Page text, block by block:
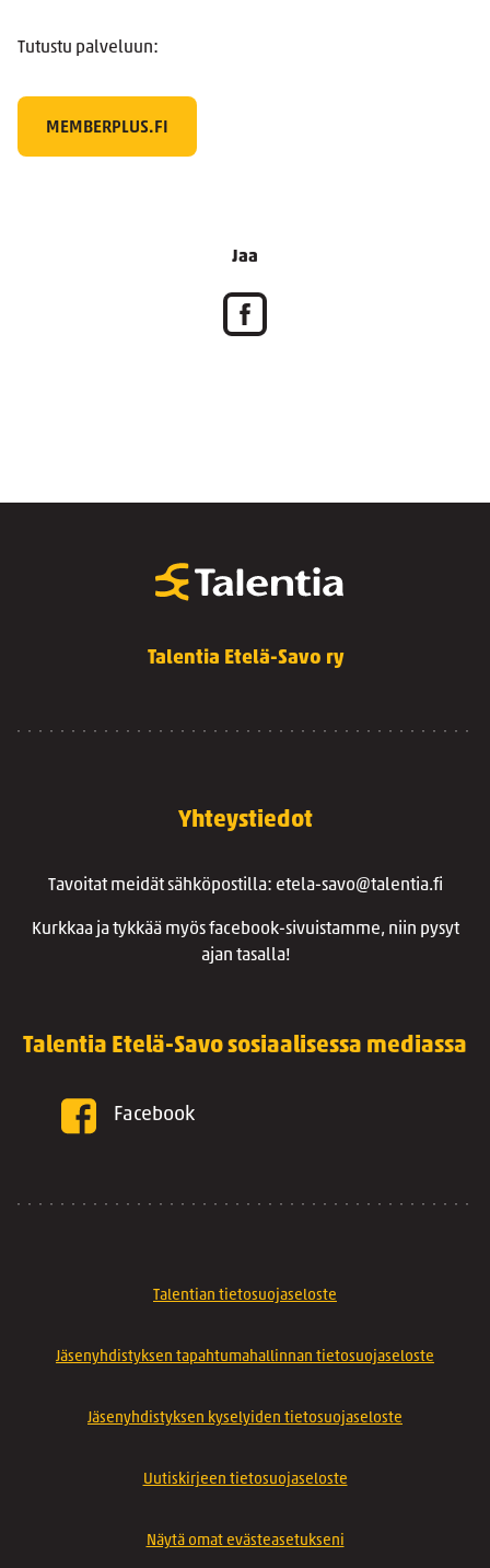
Tutustu palveluun:
MEMBERPLUS.FI
Jaa
Talentia Etelä-Savo ry
Yhteystiedot
Tavoitat meidät sähköpostilla: etela-savo@talentia.fi
Kurkkaa ja tykkää myös facebook-sivuistamme, niin pysyt
ajan tasalla!
Talentia Etelä-Savo sosiaalisessa mediassa
Facebook
Talentian tietosuojaseloste
Jäsenyhdistyksen tapahtumahallinnan tietosuojaseloste
Jäsenyhdistyksen kyselyiden tietosuojaseloste
Uutiskirjeen tietosuojaseloste
Näytä omat evästeasetukseni